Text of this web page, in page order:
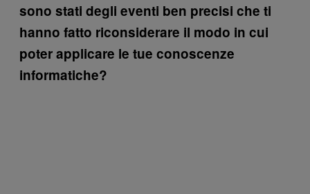
sono stati degli eventi ben precisi che ti
hanno fatto riconsiderare il modo in cui
poter applicare le tue conoscenze
informatiche?